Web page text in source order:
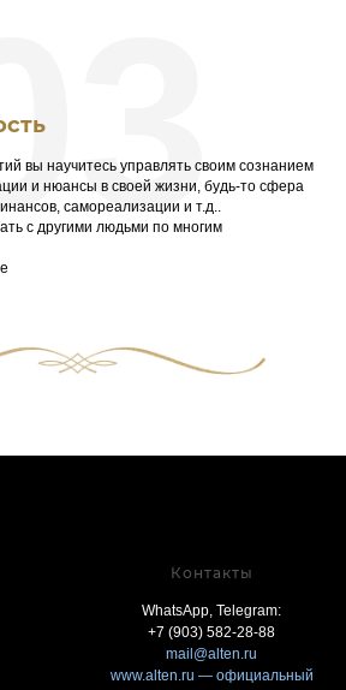
вы научитесь управлять своим сознанием
и нюансы в своей жизни, будь-то сфера
самореализации и т.д..
с другими людьми по многим
Контакты
WhatsApp, Telegram:
+7 (903) 582-28-88
mail@alten.ru
www.alten.ru — официальный